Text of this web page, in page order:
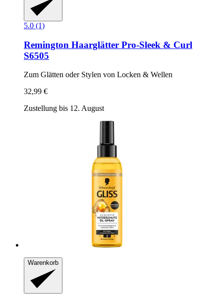
5.0 (1)
Remington Haarglätter Pro-​Sleek & Curl
S6505
Zum Glätten oder Stylen von Locken & Wellen
32,99 €
Zustellung bis 12. August
Warenkorb